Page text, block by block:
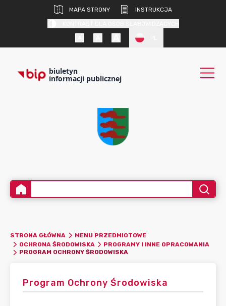
MAPA STRONY
INSTRUKCJA
biuletyn
informacji publicznej
STRONA GŁÓWNA
MENU PRZEDMIOTOWE
OCHRONA ŚRODOWISKA
PROGRAMY I INNE OPRACOWANIA
PROGRAM OCHRONY ŚRODOWISKA
Program Ochrony Środowiska